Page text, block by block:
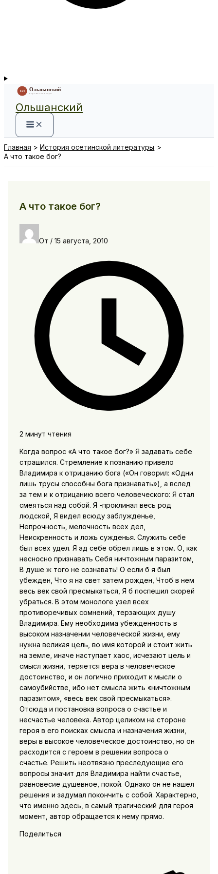
Ольшанский
Главная
История осетинской литературы
А что такое бог?
А что такое бог?
От / 15 августа, 2010
2 минут чтения
Когда вопрос «А что такое бог?» Я задавать себе
страшился. Стремление к познанию привело
Владимира к отрицанию бога («Он говорил: «Одни
лишь трусы способны бога признавать»), а вслед
за тем и к отрицанию всего человеческого: Я стал
смеяться над собой. Я -проклинал весь род
людской, Я видел всюду заблужденье,
Непрочность, мелочность всех дел,
Неискренность и ложь сужденья. Служить себе
был всех удел. Я ад себе обрел лишь в этом. О, как
несносно признавать Себя ничтожным паразитом,
В душе ж того не сознавать! О если б я был
убежден, Что я на свет затем рожден, Чтоб в нем
весь век свой пресмыкаться, Я б поспешил скорей
убраться. В этом монологе узел всех
противоречивых сомнений, терзающих душу
Владимира. Ему необходима убежденность в
высоком назначении человеческой жизни, ему
нужна великая цель, во имя которой и стоит жить
на земле, иначе наступает хаос, исчезают цель и
смысл жизни, теряется вера в человеческое
достоинство, и он логично приходит к мысли о
самоубийстве, ибо нет смысла жить «ничтожным
паразитом», «весь век свой пресмыкаться».
Отсюда и постановка вопроса о счастье и
несчастье человека. Автор целиком на стороне
героя в его поисках смысла и назначения жизни,
веры в высокое человеческое достоинство, но он
расходится с героем в решении вопроса о
счастье. Решить неотвязно преследующие его
вопросы значит для Владимира найти счастье,
равновесие душевное, покой. Однако он не нашел
решения и задумал покончить с собой. Характерно,
что именно здесь, в самый трагический для героя
момент, автор обращается к нему прямо.
Поделиться